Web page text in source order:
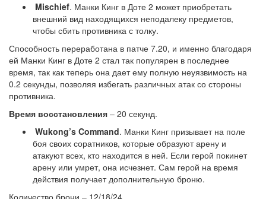
Mischief. Манки Кинг в Доте 2 может приобретать
внешний вид находящихся неподалеку предметов,
чтобы сбить противника с толку.
Способность переработана в патче 7.20, и именно благодаря
ей Манки Кинг в Доте 2 стал так популярен в последнее
время, так как теперь она дает ему полную неуязвимость на
0.2 секунды, позволяя избегать различных атак со стороны
противника.
Время восстановления – 20 секунд.
Wukong’s Command. Манки Кинг призывает на поле
боя своих соратников, которые образуют арену и
атакуют всех, кто находится в ней. Если герой покинет
арену или умрет, она исчезнет. Сам герой на время
действия получает дополнительную броню.
Количество брони – 12/18/24